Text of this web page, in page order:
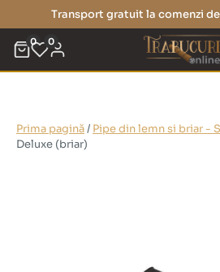
Transport gratuit la comenzi
0 0
Prima pagină/ Pipe din lemn si briar -
Deluxe (briar)